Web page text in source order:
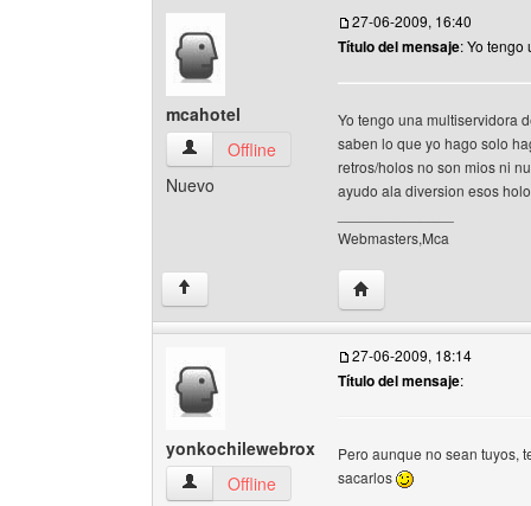
mcahotel
mcahotel Ver perfil del usuario
Offline
Nuevo
27-06-2009, 16:40
Título del mensaje: Yo tengo
Yo tengo una multiservidora
saben lo que yo hago solo
retros/holos no son mios ni
ayudo ala diversion esos
Webmasters,Mca
↑ Visitar sitio web del
yonkochilewebrox
yonkochilewebrox Ver perfil del usuario
Offline
27-06-2009, 18:14
Título del mensaje:
Pero aunque no sean tuyos,
sacarlos